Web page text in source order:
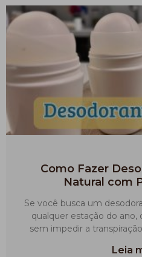
Como Fazer
Natural com
Se você busca um
qualquer estação do
sem impedir a
Leia